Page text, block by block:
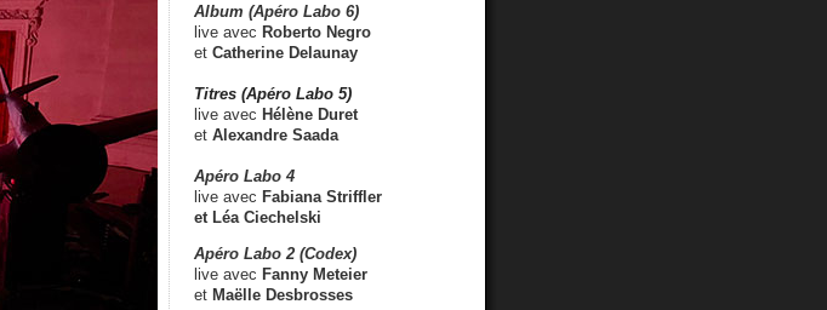
Album (Apéro Labo 6)
live avec Roberto Negro
et Catherine Delaunay
Titres (Apéro Labo 5)
live avec Hélène Duret
et Alexandre Saada
Apéro Labo 4
live avec Fabiana Striffler
et Léa Ciechelski
Apéro Labo 2 (Codex)
live avec Fanny Meteier
et Maëlle Desbrosses